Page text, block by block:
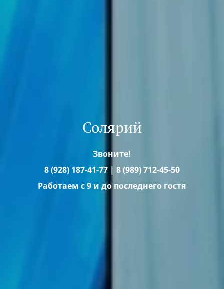
Солярий
Звоните!
8 (928) 187-41-77 | 8 (989) 712-45-50​​​
Работаем с 9 и до последнего гостя​